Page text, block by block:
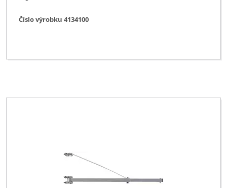
Číslo výrobku 4134100